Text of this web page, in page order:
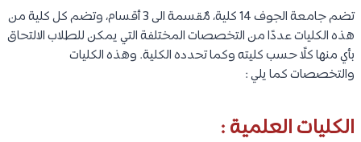
تضم جامعة الجوف 14 كلية، مٌقسمة الى 3 أقسام، وتضم كل كلية من
هذه الكليات عددًا من التخصصات المختلفة التي يمكن للطلاب الالتحاق
بأي منها كلًا حسب كليته وكما تحدده الكلية. وهذه الكليات
والتخصصات كما يلي :
الكليات العلمية :